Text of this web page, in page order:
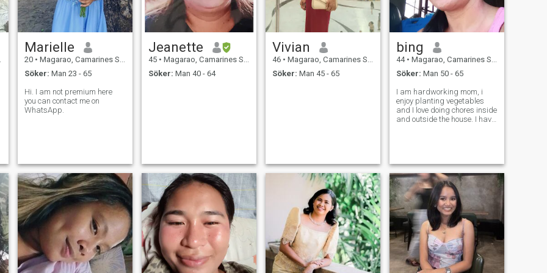
Marielle
20 • Magarao, Camarines Sur, Filippinerna
Söker: Man 23 - 65
Hi. I am not premium here
you can contact me on
WhatsApp.
Jeanette
45 • Magarao, Camarines Sur, Filippinerna
Söker: Man 40 - 64
Vivian
46 • Magarao, Camarines Sur, Filippinerna
Söker: Man 45 - 65
bing
44 • Magarao, Camarines Sur, Filippinerna
Söker: Man 50 - 65
I am hardworking mom, i
enjoy planting vegetables
and I love doing chores inside
and outside the house. I have